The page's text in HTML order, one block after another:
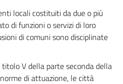
locali costituiti da due o più
di funzioni o servizi di loro
di comuni sono disciplinate
V della parte seconda della
di attuazione, le città